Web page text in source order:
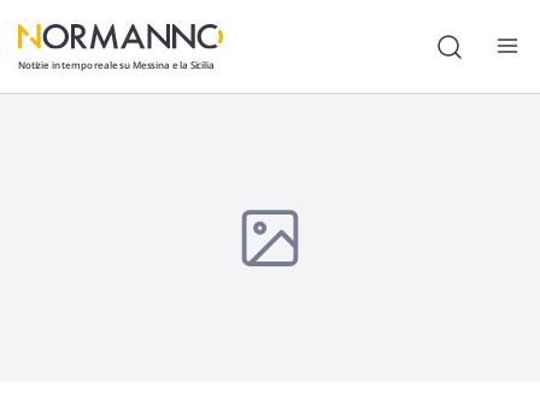
Notizie in tempo reale su Messina e la Sicilia